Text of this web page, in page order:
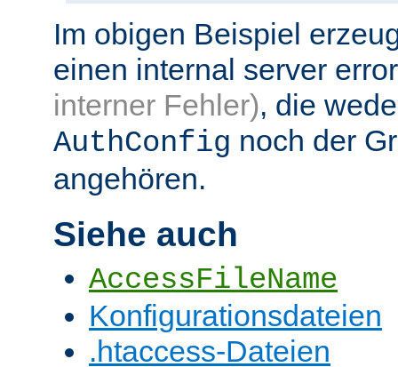
Im obigen Beispiel
einen internal server
interner Fehler), die
AuthConfig noch der
angehören.
Siehe auch
AccessFileName
Konfigurationsdateien
.htaccess-Dateien